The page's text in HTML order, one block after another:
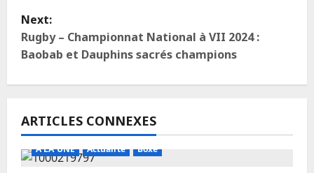
Next:
Rugby – Championnat National à VII 2024 :
Baobab et Dauphins sacrés champions
ARTICLES CONNEXES
A LA UNE Actualité Boxe